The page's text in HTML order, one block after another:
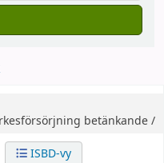
betänkande /
ISBD-vy